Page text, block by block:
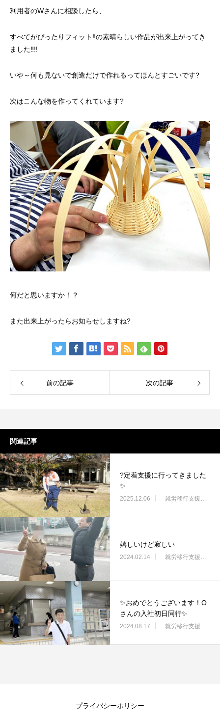
利用者のWさんに相談したら、
すべてがぴったりフィット‼️の素晴らしい作品が出来上がってき
ました‼️‼️
いや～何も見ないで創造だけで作れるってほんとすごいです?
次はこんな物を作ってくれています?
何だと思いますか！？
また出来上がったらお知らせしますね?
前の記事 次の記事
関連記事
?定着支援に行ってきました
✨
2025.12.06 就労移行支援・ニコサービス城東センター
嬉しいけど寂しい
2024.02.14 就労移行支援・ニコサービス城東センター
✨おめでとうございます！O
さんの入社初日同行✨
2024.08.17 就労移行支援・ニコサービス城東センター
プライバシーポリシー